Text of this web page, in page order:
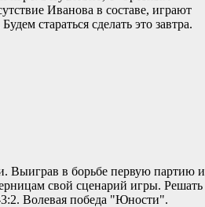
Иванова в составе, играют
стараться сделать это завтра.
Выиграв в борьбе первую партию и
свой сценарий игры. Решать
Волевая победа "Юности".